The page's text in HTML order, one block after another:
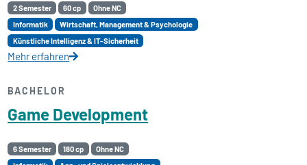
2 Semester 60 cp
Ohne NC
Informatik
Wirtschaft, Management & Psychologie
Künstliche Intelligenz & IT-Sicherheit
Mehr erfahren
Game Development
BACHELOR
6 Semester 180 cp
Ohne NC